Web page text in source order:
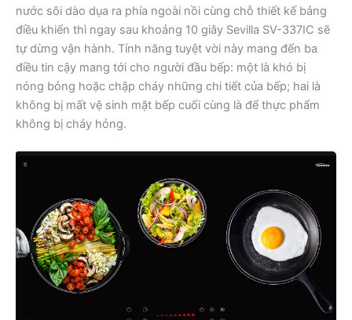
nước sôi dào dụa ra phía ngoài nồi cùng chỗ thiết kế bảng
điều khiển thì ngay sau khoảng 10 giây Sevilla SV-337IC sẽ
tự dừng vận hành. Tính năng tuyệt vời này mang đến ba
điều tin cậy mang tới cho người đầu bếp: một là khó bị
nóng bỏng hoặc chập cháy những chi tiết của bếp; hai là
không bị mất vệ sinh mặt bếp cuối cùng là để thực phẩm
không bị cháy hỏng.